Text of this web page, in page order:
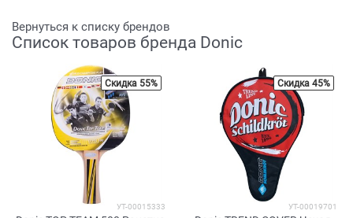
Вернуться к списку брендов
Список товаров бренда Donic
Скидка 55%
УТ-00015333
Скидка 45%
УТ-00019701